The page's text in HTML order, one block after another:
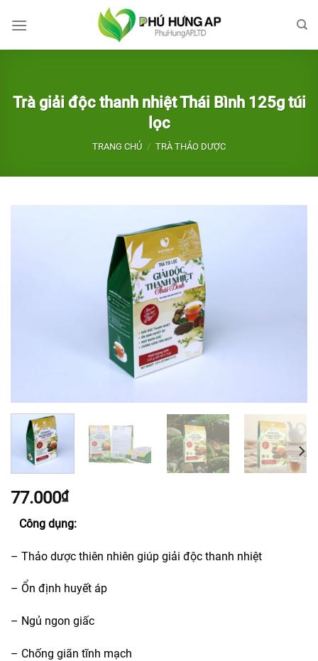
qua
Trà giải độc thanh nhiệt Thái Bình 125g túi
lọc
TRANG CHỦ / TRÀ THẢO DƯỢC
77.000₫
Công dụng:
– Thảo dược thiên nhiên giúp giải độc thanh nhiệt
– Ổn định huyết áp
– Ngủ ngon giấc
– Chống giãn tĩnh mạch